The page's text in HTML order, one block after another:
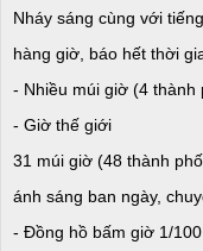
Nháy sáng cùng với
hàng giờ, báo hết thời
- Nhiều múi giờ (4 thành
- Giờ thế giới
31 múi giờ (48 thành
ánh sáng ban ngày,
- Đồng hồ bấm giờ 1/